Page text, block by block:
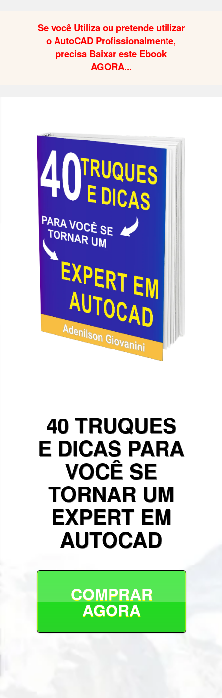
Se você Utiliza ou pretende utilizar
o AutoCAD Profissionalmente,
precisa Baixar este Ebook
AGORA...
40 TRUQUES
E DICAS PARA
VOCÊ SE
TORNAR UM
EXPERT EM
AUTOCAD
COMPRAR
AGORA